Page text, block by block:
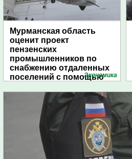
Мурманская область
оценит проект
пензенских
промышленников по
снабжению отдаленных
поселений с помощью
Экономика